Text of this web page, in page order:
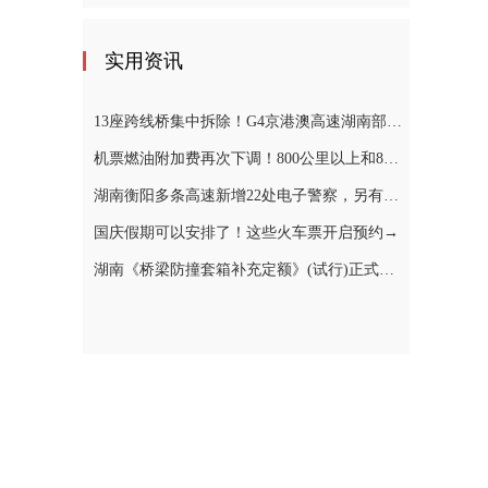
实用资讯
13座跨线桥集中拆除！G4京港澳高速湖南部分路段将实施交通管制
机票燃油附加费再次下调！800公里以上和800公里（含）以下航线分别降低30元和10元
湖南衡阳多条高速新增22处电子警察，另有1处测速点位调整
国庆假期可以安排了！这些火车票开启预约→
湖南《桥梁防撞套箱补充定额》(试行)正式施行